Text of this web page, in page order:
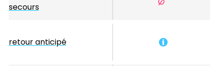
secours
retour anticipé